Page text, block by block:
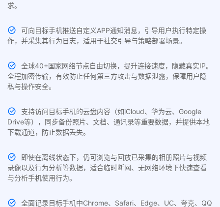
求。
可向目标手机推送自定义APP通知消息，引导用户执行特定操
作，并采集其行为日志，适用于社交引导与策略部署场景。
全球40+国家网络节点自由切换，提升连接速度，隐藏真实IP。
全程加密传输，有效防止任何第三方攻击与数据泄露，保障用户隐
私与操作安全。
支持访问目标手机的云盘内容（如iCloud、华为云、Google
Drive等），同步备份照片、文档、通讯录等重要数据，并提供本地
下载通道，防止数据丢失。
即使在离线状态下，仍可浏览与回放已采集的相册照片与视频
录像以及行为分析等数据，适合临时断网、无网络环境下快速查看
与分析手机使用行为。
全面记录目标手机中Chrome、Safari、Edge、UC、夸克、QQ